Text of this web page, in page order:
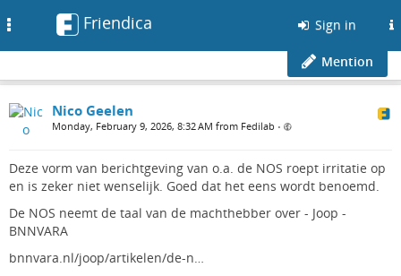
Friendica Sign in
Mention
Nico Geelen
Monday, February 9, 2026, 8:32 AM from Fedilab •
Deze vorm van berichtgeving van o.a. de NOS roept irritatie op
en is zeker niet wenselijk. Goed dat het eens wordt benoemd.
De NOS neemt de taal van de machthebber over - Joop -
BNNVARA
bnnvara.nl/joop/artikelen/de-n…